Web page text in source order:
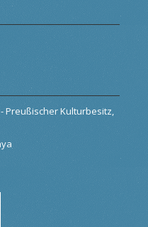
Preußischer Kulturbesitz,